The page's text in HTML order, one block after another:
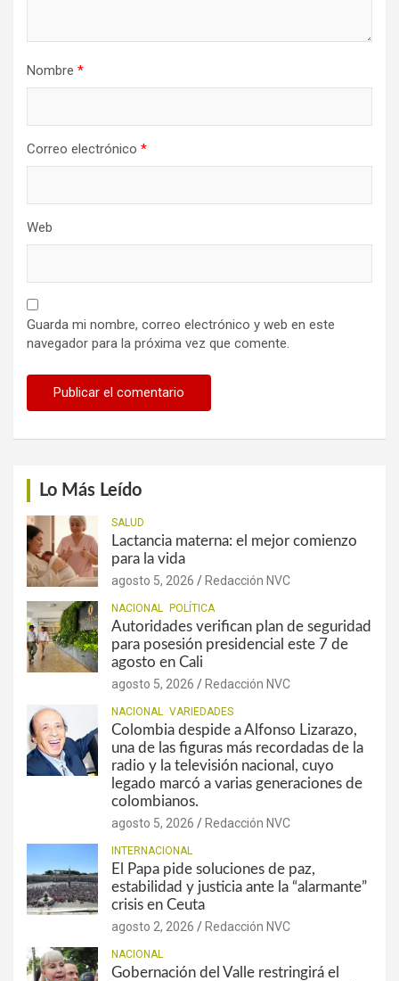
Nombre *
Correo electrónico *
Web
Guarda mi nombre, correo electrónico y web en este
navegador para la próxima vez que comente.
Lo Más Leído
SALUD
Lactancia materna: el mejor comienzo
para la vida
agosto 5, 2026 Redacción NVC
NACIONAL POLÍTICA
Autoridades verifican plan de seguridad
para posesión presidencial este 7 de
agosto en Cali
agosto 5, 2026 Redacción NVC
NACIONAL VARIEDADES
Colombia despide a Alfonso Lizarazo,
una de las figuras más recordadas de la
radio y la televisión nacional, cuyo
legado marcó a varias generaciones de
colombianos.
agosto 5, 2026 Redacción NVC
INTERNACIONAL
El Papa pide soluciones de paz,
estabilidad y justicia ante la “alarmante”
crisis en Ceuta
agosto 2, 2026 Redacción NVC
NACIONAL
Gobernación del Valle restringirá el